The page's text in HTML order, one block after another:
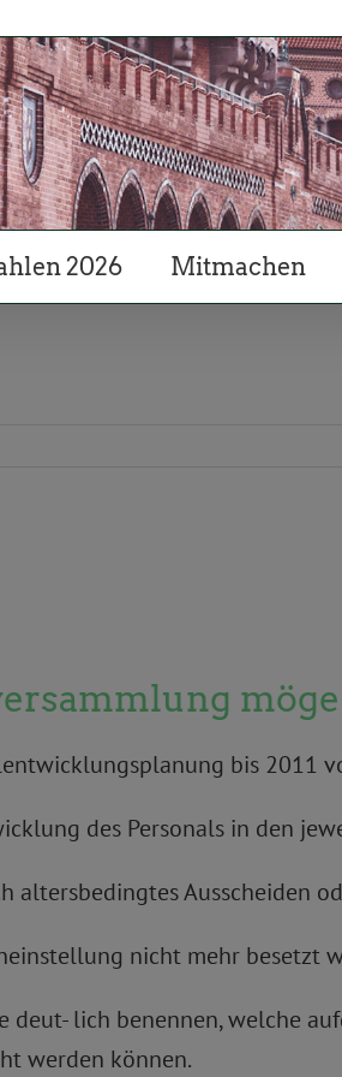
2026 Mitmachen
bis 2011
des Personals in den
altersbedingtes Ausscheiden
nicht mehr besetzt
deut- lich benennen, welche
werden können.